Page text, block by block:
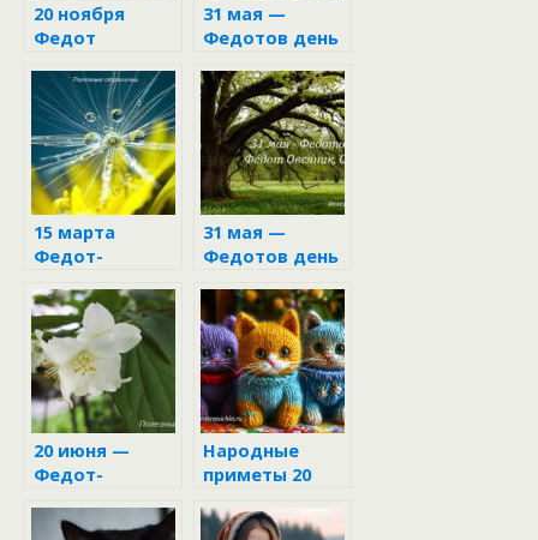
20 ноября
Федот
31 мая —
Федотов день
15 марта
Федот-
31 мая —
Федотов день
календаре
20 июня —
Федот-
Народные
приметы 20